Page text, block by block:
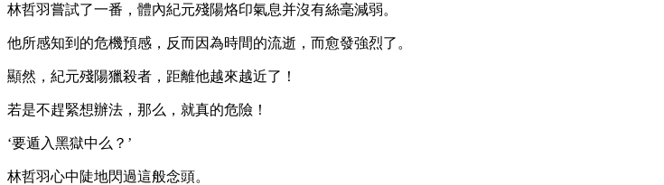
林哲羽嘗試了一番，體內紀元殘陽烙印氣息并沒有絲毫減弱。
他所感知到的危機預感，反而因為時間的流逝，而愈發強烈了。
顯然，紀元殘陽獵殺者，距離他越來越近了！
若是不趕緊想辦法，那么，就真的危險！
‘要遁入黑獄中么？’
林哲羽心中陡地閃過這般念頭。